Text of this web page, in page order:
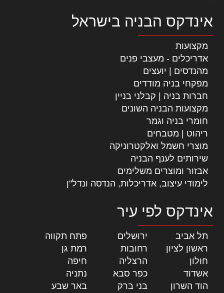
אינדקס הבניה בישראל
מקצועות
אדריכלים - מעצבי פנים
מהנדסים | יועצים
מפקחי בניה מודדים
חברות בניה | קבלני בניין
מקצועות הבניה השונים
חומרי בניה וגמר
ריהוט | מטבחים
מוצרי חשמל ואלקטרוניקה
שירותים לענף הבניה
אבזור ומוצרים משלימים
לימודי עיצוב, אדריכלות, הנדסה ונדל"ן
אינדקס לפי עיר
תל אביב ירושלים פתח תקווה
ראשון לציון
רחובות רמת גן
חולון
הרצליה חיפה
אשדוד
כפר סבא נתניה
הוד השרון
בני ברק באר שבע